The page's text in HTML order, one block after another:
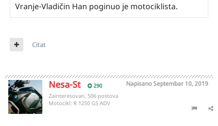
Vranje-Vladičin Han poginuo je motociklista.
Citat
Nesa-St 290 NapisanoSeptembar 10, 2019
Zainteresovan, 506 postova
Motocikl: R 1250 GS ADV